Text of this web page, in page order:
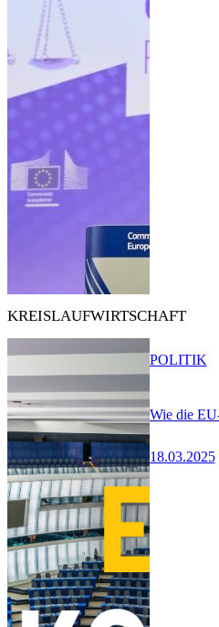
KREISLAUFWIRTSCHAFT
Wie die
18.03.2025
POLITIK